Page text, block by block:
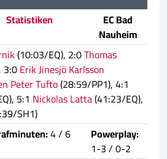
Statistiken
EC Bad
Nauheim
(10:03/EQ), 2:0Thomas
3:0Erik Jinesjö Karlsson
Peter Tufto(28:59/PP1), 4:1
5:1 Nickolas Latta(41:23/EQ),
SH1)
4 / 6
Powerplay:
1-3 / 0-2